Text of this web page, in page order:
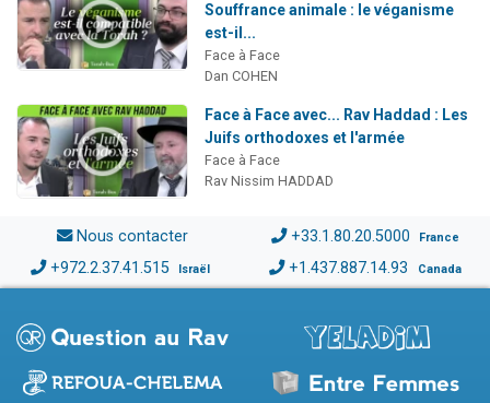
Souffrance animale : le véganisme
est-il...
Face à Face
Dan COHEN
Face à Face avec... Rav Haddad : Les
Juifs orthodoxes et l'armée
Face à Face
Rav Nissim HADDAD
Nous contacter +33.1.80.20.5000 France
+972.2.37.41.515 Israël +1.437.887.14.93 Canada